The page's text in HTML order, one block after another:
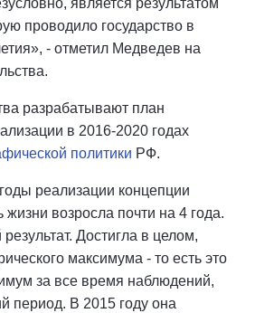
является результатом
проводило государство в
- отметил Медведев на
разрабатывают план
в 2016-2020 годах
политики РФ.
реализации концепции
жизни возросла почти на 4 года.
Достигла в целом,
максимума - то есть это
за все время наблюдений,
период. В 2015 году она